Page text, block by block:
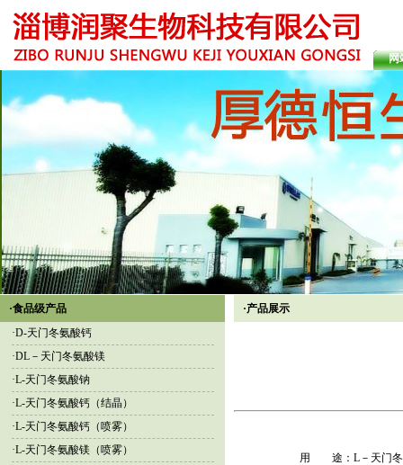
网
·食品级产品
·D-天门冬氨酸钙
·DL－天门冬氨酸镁
·L-天门冬氨酸钠
·L-天门冬氨酸钙（结晶）
·L-天门冬氨酸钙（喷雾）
·L-天门冬氨酸镁（喷雾）
·产品展示
用 途：L－天门冬